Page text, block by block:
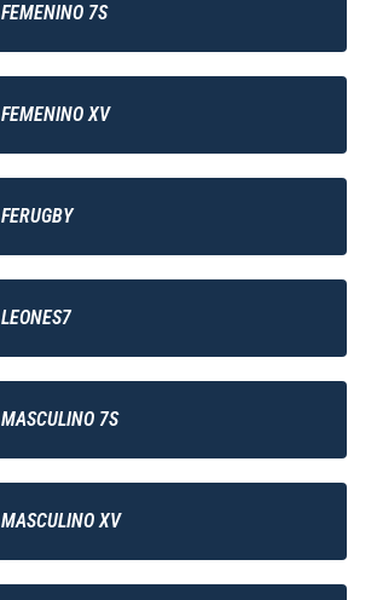
FEMENINO 7S
FEMENINO XV
FERUGBY
LEONES7
MASCULINO 7S
MASCULINO XV